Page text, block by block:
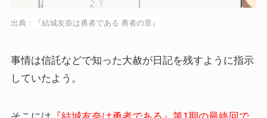
出典：『結城友奈は勇者である 勇者の章』
事情は信託などで知った大赦が日記を残すように指示
していたよう。